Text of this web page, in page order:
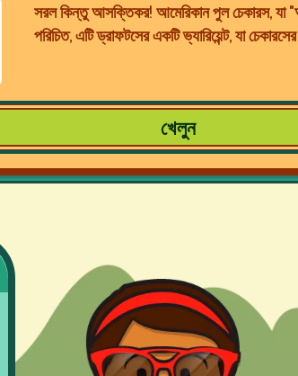
সরল কিন্তু আসক্তিকর! আমেরিকান পুল চেকারস, যা
পরিচিত, এটি ড্রাফটসের একটি ভ্যারিয়েন্ট, যা
খেলুন